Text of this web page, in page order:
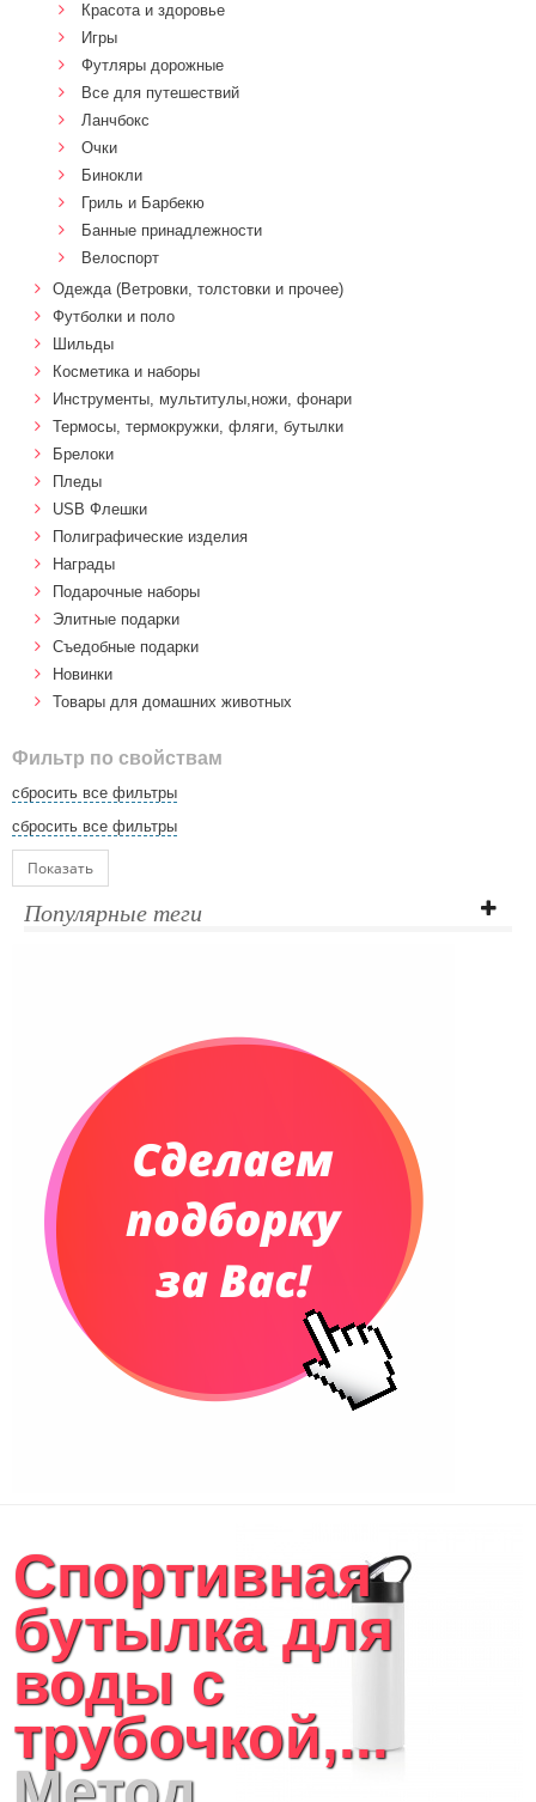
Красота и здоровье
Игры
Футляры дорожные
Все для путешествий
Ланчбокс
Очки
Бинокли
Гриль и Барбекю
Банные принадлежности
Велоспорт
Одежда (Ветровки, толстовки и прочее)
Футболки и поло
Шильды
Косметика и наборы
Инструменты, мультитулы,ножи, фонари
Термосы, термокружки, фляги, бутылки
Брелоки
Пледы
USB Флешки
Полиграфические изделия
Награды
Подарочные наборы
Элитные подарки
Cъедобные подарки
Новинки
Товары для домашних животных
Фильтр по свойствам
сбросить все фильтры
сбросить все фильтры
Показать
Популярные теги
Спортивная
бутылка для
воды с
трубочкой,...